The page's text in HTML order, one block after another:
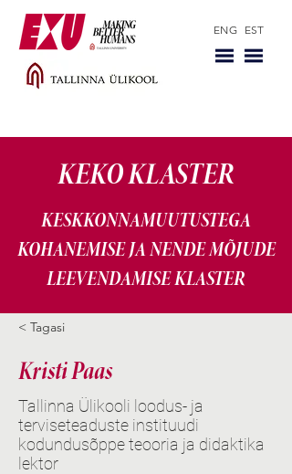
ENG EST
KEKO KLASTER
KESKKONNAMUUTUSTEGA
KOHANEMISE JA NENDE MÕJUDE
LEEVENDAMISE KLASTER
< Tagasi
Kristi Paas
Tallinna Ülikooli loodus- ja
terviseteaduste instituudi
kodundusõppe teooria ja didaktika
lektor